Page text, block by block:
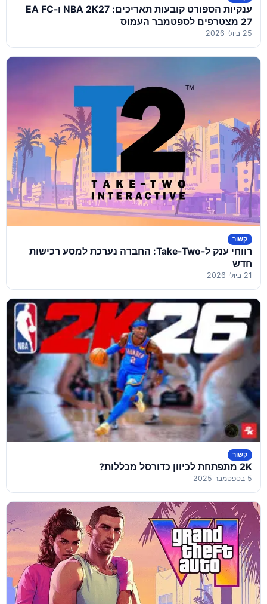
ענקיות הספורט קובעות תאריכים: NBA 2K27 ו-EA FC
27 מצטרפים לספטמבר העמוס
25 ביולי 2026
קשור
רווחי ענק ל-Take-Two: החברה נערכת למסע רכישות
חדש
21 ביולי 2026
קשור
2K מתפתחת לכיוון כדורסל מכללות?
5 בספטמבר 2025